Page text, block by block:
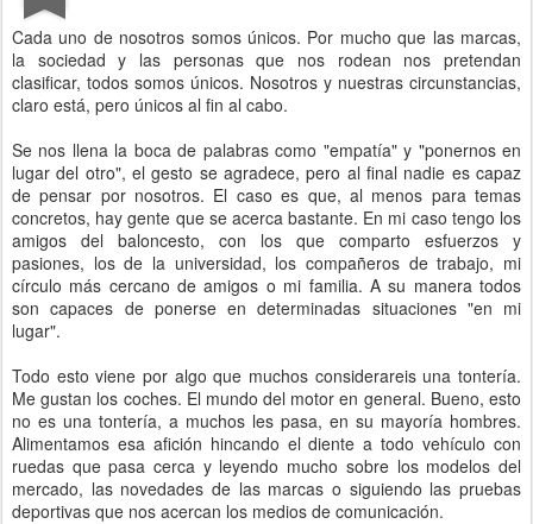
Cada uno de nosotros somos únicos. Por mucho que las marcas,
la sociedad y las personas que nos rodean nos pretendan
clasificar, todos somos únicos. Nosotros y nuestras circunstancias,
claro está, pero únicos al fin al cabo.
Se nos llena la boca de palabras como "empatía" y "ponernos en
lugar del otro", el gesto se agradece, pero al final nadie es capaz
de pensar por nosotros. El caso es que, al menos para temas
concretos, hay gente que se acerca bastante. En mi caso tengo los
amigos del baloncesto, con los que comparto esfuerzos y
pasiones, los de la universidad, los compañeros de trabajo, mi
círculo más cercano de amigos o mi familia. A su manera todos
son capaces de ponerse en determinadas situaciones "en mi
lugar".
Todo esto viene por algo que muchos considerareis una tontería.
Me gustan los coches. El mundo del motor en general. Bueno, esto
no es una tontería, a muchos les pasa, en su mayoría hombres.
Alimentamos esa afición hincando el diente a todo vehículo con
ruedas que pasa cerca y leyendo mucho sobre los modelos del
mercado, las novedades de las marcas o siguiendo las pruebas
deportivas que nos acercan los medios de comunicación.